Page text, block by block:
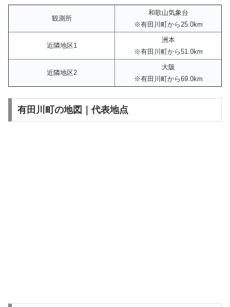
観測所
和歌山気象台
※有田川町から25.0km
近隣地区1
洲本
※有田川町から51.0km
近隣地区2
大阪
※有田川町から69.0km
有田川町の地図｜代表地点